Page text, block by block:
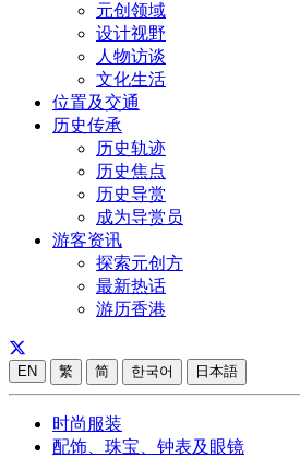
元创领域
设计视野
人物访谈
文化生活
位置及交通
历史传承
历史轨迹
历史焦点
历史导赏
成为导赏员
游客资讯
探索元创方
最新热话
游历香港
EN 繁 简 한국어 日本語
时尚服装
配饰、珠宝、钟表及眼镜